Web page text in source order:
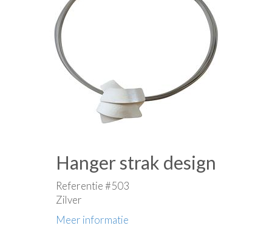
Hanger strak design
Referentie #503
Zilver
Meer informatie